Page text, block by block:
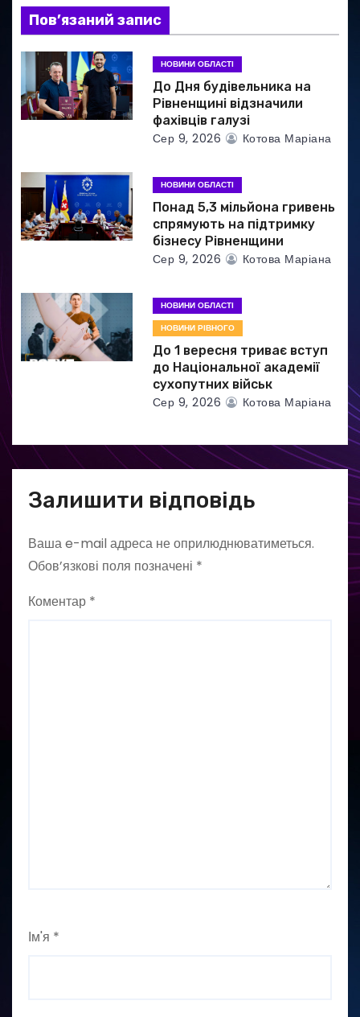
а
п
и
с
в
Пов’язаний запис
НОВИНИ ОБЛАСТІ
До Дня будівельника на
Рівненщині відзначили
фахівців галузі
Сер 9, 2026 Котова Маріана
НОВИНИ ОБЛАСТІ
Понад 5,3 мільйона гривень
спрямують на підтримку
бізнесу Рівненщини
Сер 9, 2026 Котова Маріана
НОВИНИ ОБЛАСТІ
НОВИНИ РІВНОГО
До 1 вересня триває вступ
до Національної академії
сухопутних військ
Сер 9, 2026 Котова Маріана
Залишити відповідь
Ваша e-mail адреса не оприлюднюватиметься.
Обов’язкові поля позначені *
Коментар *
Ім'я *